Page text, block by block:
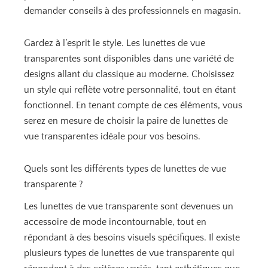
demander conseils à des professionnels en magasin.
Gardez à l’esprit le style. Les lunettes de vue
transparentes sont disponibles dans une variété de
designs allant du classique au moderne. Choisissez
un style qui reflète votre personnalité, tout en étant
fonctionnel. En tenant compte de ces éléments, vous
serez en mesure de choisir la paire de lunettes de
vue transparentes idéale pour vos besoins.
Quels sont les différents types de lunettes de vue
transparente ?
Les lunettes de vue transparente sont devenues un
accessoire de mode incontournable, tout en
répondant à des besoins visuels spécifiques. Il existe
plusieurs types de lunettes de vue transparente qui